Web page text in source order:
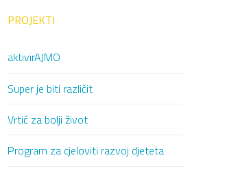
PROJEKTI
aktivirAJMO
Super je biti različit
Vrtić za bolji život
Program za cjeloviti razvoj djeteta